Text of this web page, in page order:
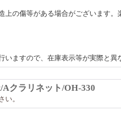
の傷等がある場合がございます。
いますので、在庫表示等が実際と異
クラリネット/OH-330
い。